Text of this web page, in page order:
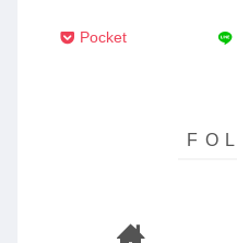
Pocket